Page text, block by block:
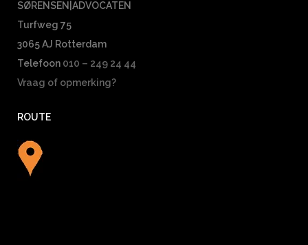
SØRENSEN|ADVOCATEN
Turfweg 75
3065 AJ Rotterdam
Telefoon 010 – 249 24 44
Vraag of opmerking?
ROUTE